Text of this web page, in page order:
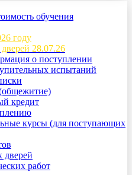
обучения
году
28.07.26
о поступлении
испытаний
кредит
курсы (для поступающих
дверей
работ